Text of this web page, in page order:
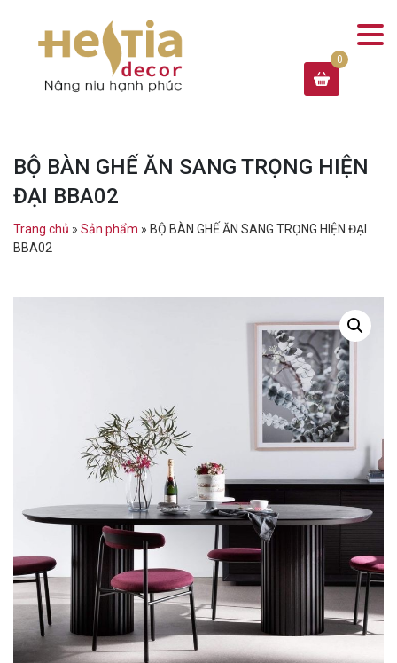
BỘ BÀN GHẾ ĂN SANG TRỌNG HIỆN
ĐẠI BBA02
Trang chủ » Sản phẩm » BỘ BÀN GHẾ ĂN SANG TRỌNG HIỆN ĐẠI
BBA02